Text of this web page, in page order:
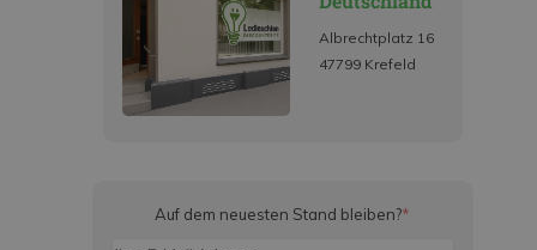
Albrechtplatz 16
47799 Krefeld
Auf dem neuesten Stand bleiben?*